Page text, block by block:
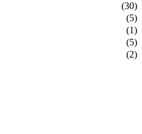
(30)
(5)
(1)
(5)
(2)